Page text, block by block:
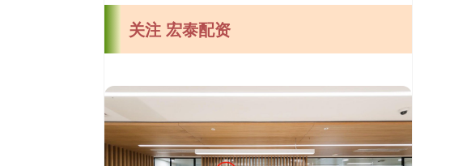
关注 宏泰配资